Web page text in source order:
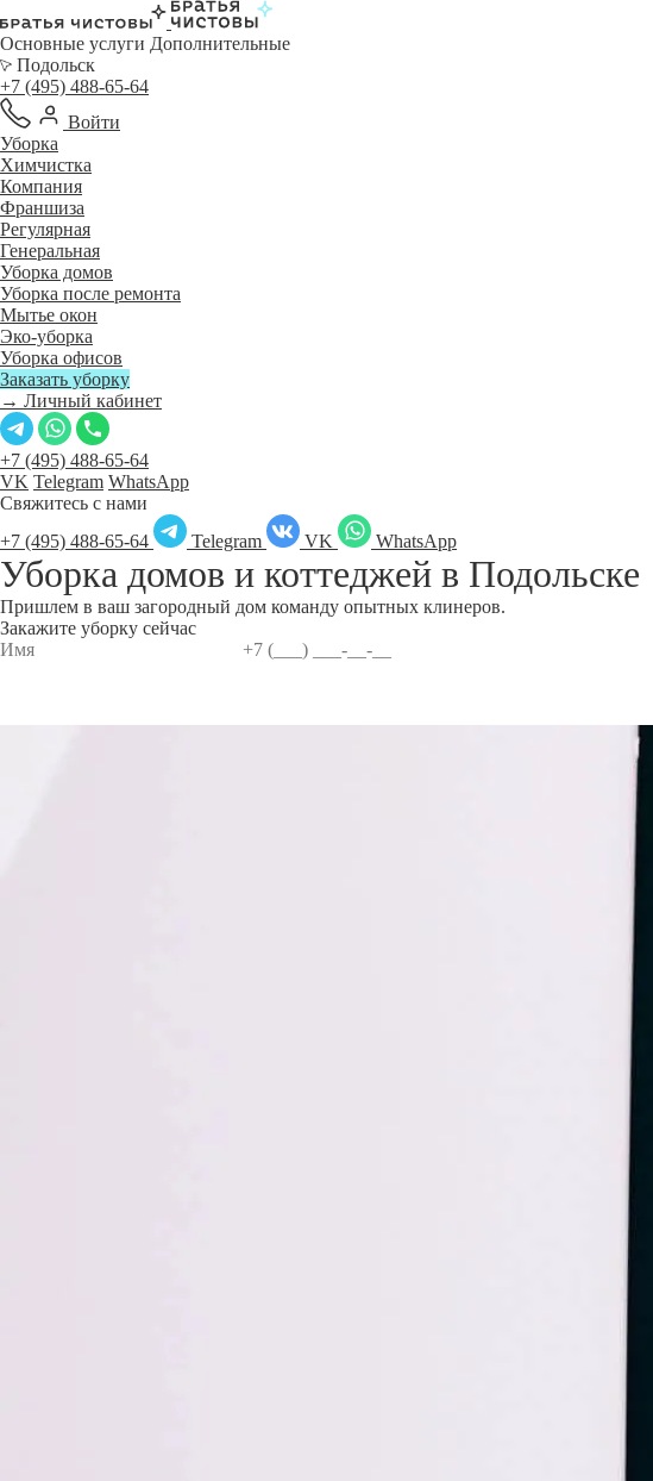
Основные услуги Дополнительные
Подольск
+7 (495) 488-65-64
Войти
Уборка
Химчистка
Компания
Франшиза
Регулярная
Генеральная
Уборка домов
Уборка после ремонта
Мытье окон
Эко-уборка
Уборка офисов
Заказать уборку
→ Личный кабинет
+7 (495) 488-65-64
VK Telegram WhatsApp
Свяжитесь с нами
+7 (495) 488-65-64
Telegram VK WhatsApp
Уборка домов и коттеджей в Подольске
Пришлем в ваш загородный дом команду опытных клинеров.
Закажите уборку сейчас